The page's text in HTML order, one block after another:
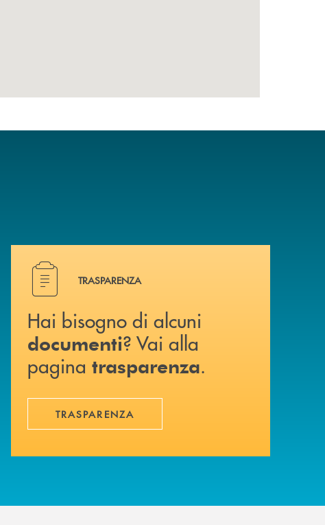
Hai bisogno di alcuni documenti ? Vai alla pagina
TRASPARENZA
Hai bisogno di alcuni
documenti? Vai alla
pagina trasparenza.
TRASPARENZA